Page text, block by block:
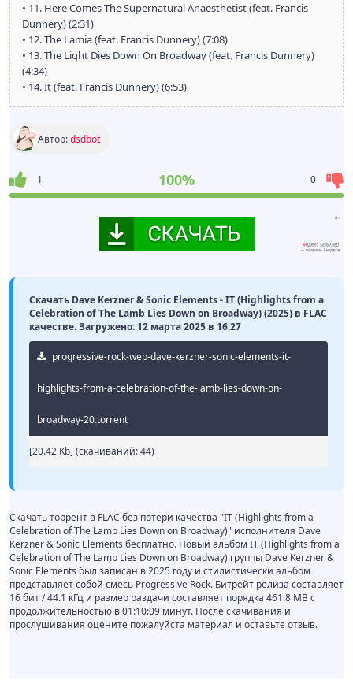
• 11. Here Comes The Supernatural Anaesthetist (feat. Francis
Dunnery) (2:31)
• 12. The Lamia (feat. Francis Dunnery) (7:08)
• 13. The Light Dies Down On Broadway (feat. Francis Dunnery)
(4:34)
• 14. It (feat. Francis Dunnery) (6:53)
Автор:dsdbot
1 100% 0
Скачать Dave Kerzner & Sonic Elements - IT (Highlights from a
Celebration of The Lamb Lies Down on Broadway) (2025) в FLAC
качестве. Загружено: 12 марта 2025 в 16:27
progressive-rock-web-dave-kerzner-sonic-elements-it-
highlights-from-a-celebration-of-the-lamb-lies-down-on-
broadway-20.torrent
[20.42 Kb] (cкачиваний: 44)
Скачать торрент в FLAC без потери качества "IT (Highlights from a
Celebration of The Lamb Lies Down on Broadway)" исполнителя Dave
Kerzner & Sonic Elements бесплатно. Новый альбом IT (Highlights from a
Celebration of The Lamb Lies Down on Broadway) группы Dave Kerzner &
Sonic Elements был записан в 2025 году и стилистически альбом
представляет собой смесь Progressive Rock. Битрейт релиза составляет
16 бит / 44.1 кГц и размер раздачи составляет порядка 461.8 MB с
продолжительностью в 01:10:09 минут. После скачивания и
прослушивания оцените пожалуйста материал и оставьте отзыв.